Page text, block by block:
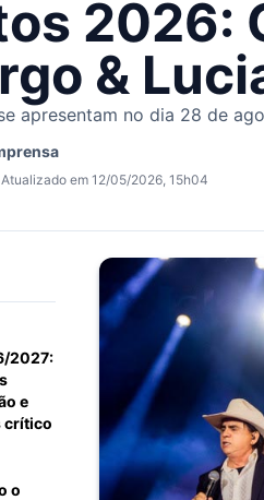
2026:
&
apresentam no dia 28 de
Atualizado em 12/05/2026, 15h04
2027:
e
crítico
o